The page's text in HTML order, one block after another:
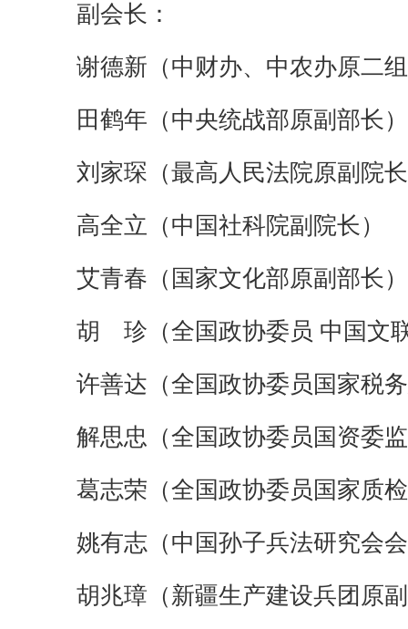
副会长：
谢德新（中财办、中农办原二组
田鹤年（中央统战部原副部长）
刘家琛（最高人民法院原副院长
高全立（中国社科院副院长）
艾青春（国家文化部原副部长）
胡 珍（全国政协委员 中国文
许善达（全国政协委员国家税务
解思忠（全国政协委员国资委监
葛志荣（全国政协委员国家质检
姚有志（中国孙子兵法研究会
胡兆璋（新疆生产建设兵团原